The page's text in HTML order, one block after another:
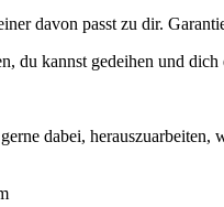
davon passt zu dir.
du kannst gedeihen und dich
dabei,